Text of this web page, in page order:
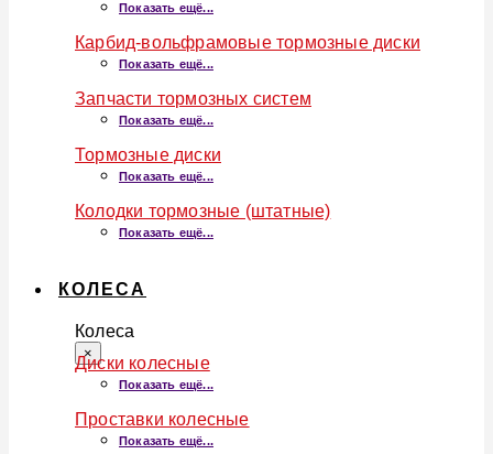
Показать ещё...
Карбид-вольфрамовые тормозные диски
Показать ещё...
Запчасти тормозных систем
Показать ещё...
Тормозные диски
Показать ещё...
Колодки тормозные (штатные)
Показать ещё...
КОЛЕСА
Колеса
×
Диски колесные
Показать ещё...
Проставки колесные
Показать ещё...